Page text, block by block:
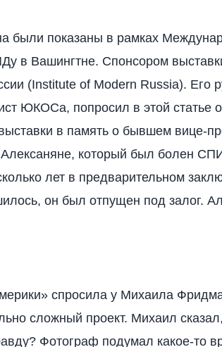
были показаны в рамках
в Вашингтне. Спонсором
(Institute of Modern Russia). Его
ЮКОСа, попросил в этой статье
в память о бывшем вице-
который был болен
лет в предварительном
он был отпущен под залог.
спросила у Михаила
сложный проект. Михаил
Фотограф подумал какое-то